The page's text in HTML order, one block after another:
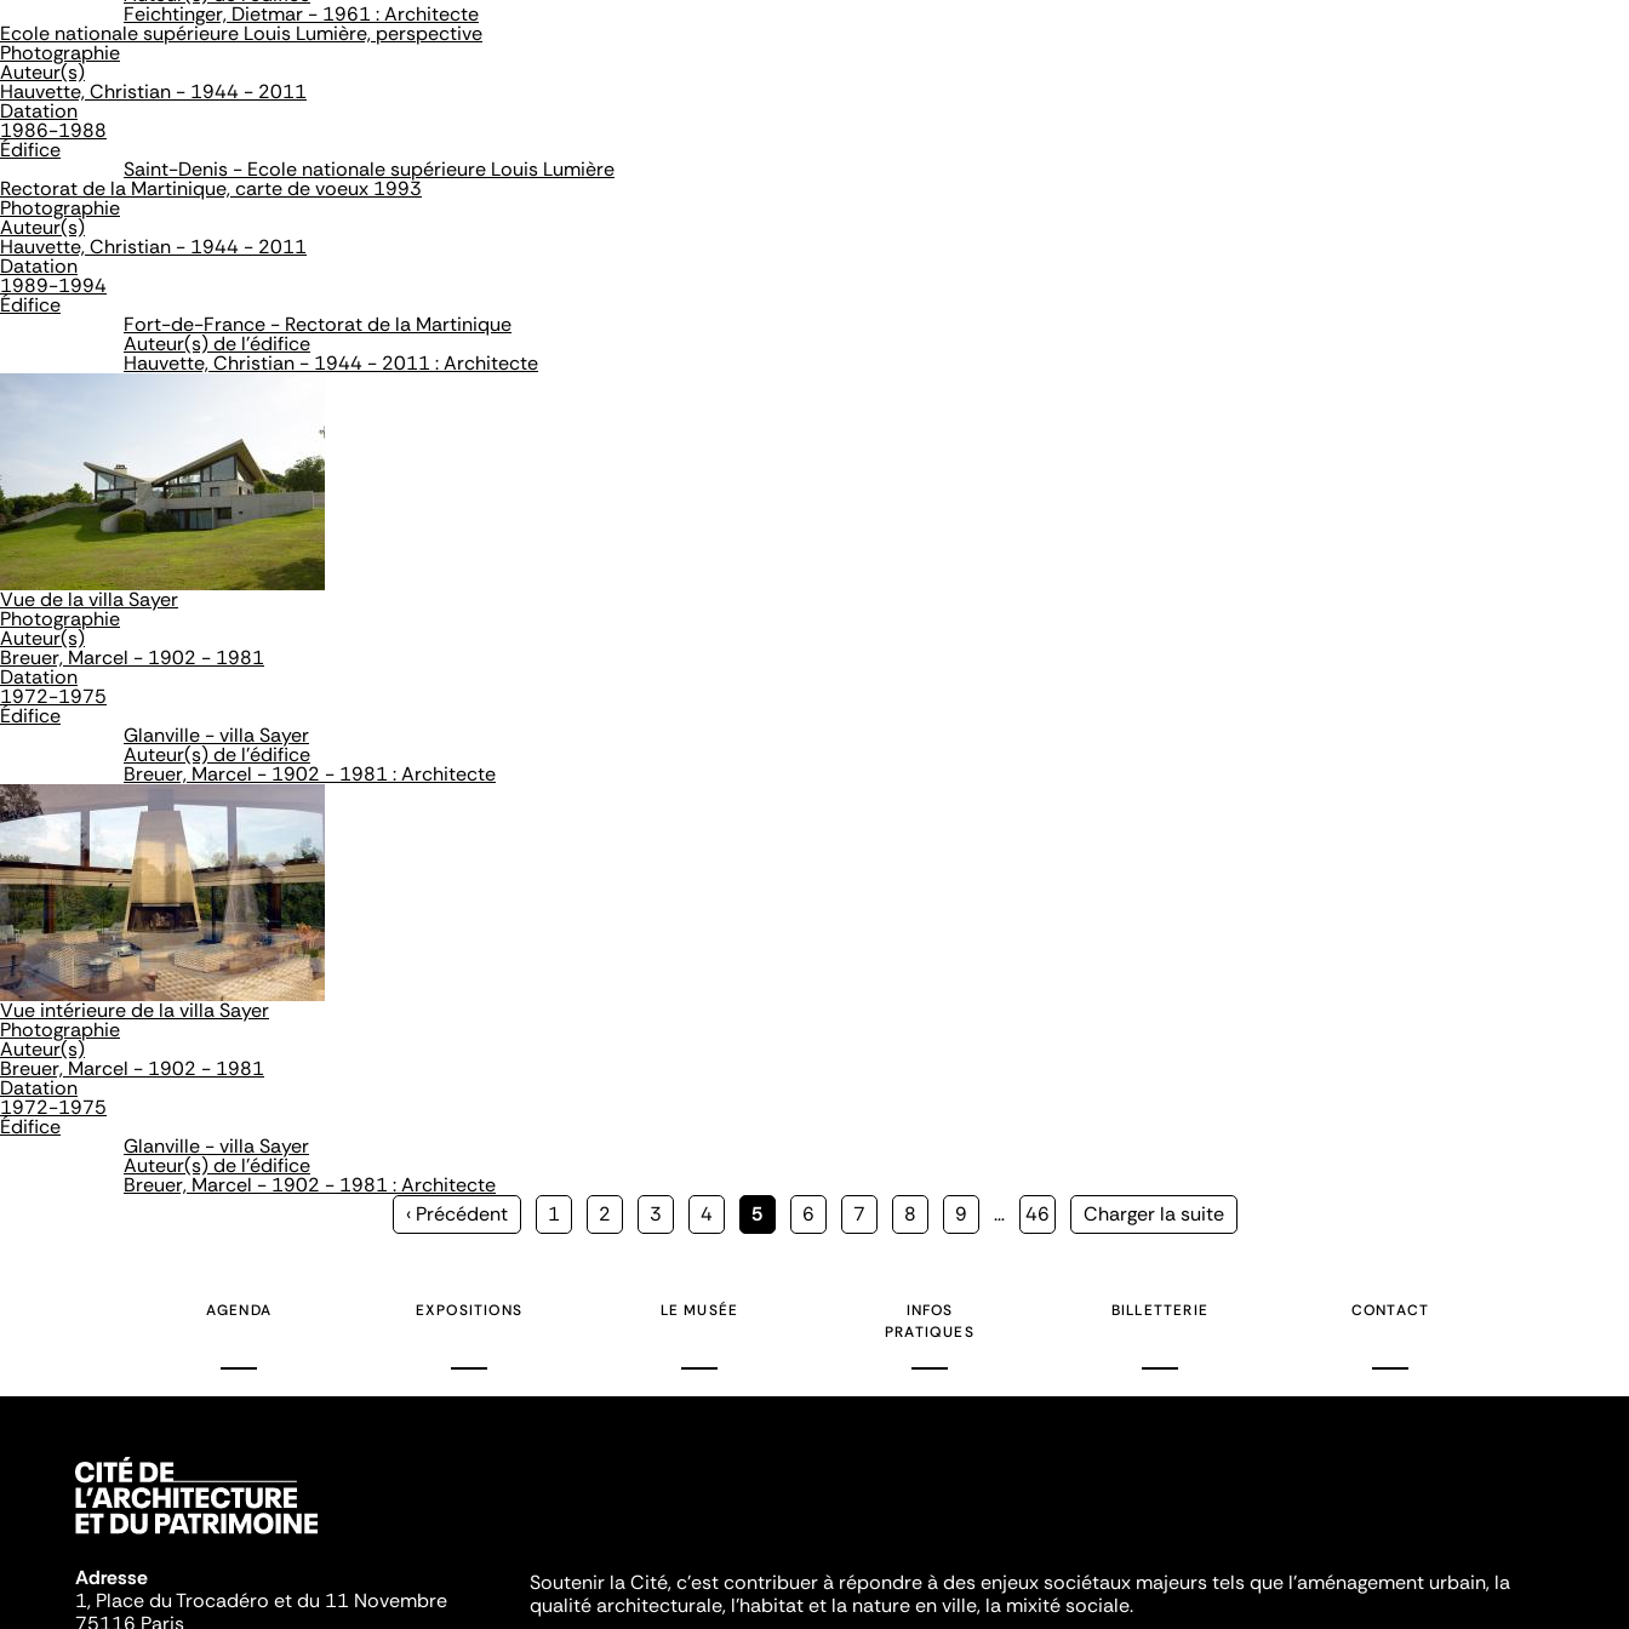
Feichtinger, Dietmar - 1961 : Architecte
Ecole nationale supérieure Louis Lumière, perspective
Photographie
Auteur(s)
Hauvette, Christian - 1944 - 2011
Datation
1986-1988
Édifice
Saint-Denis - Ecole nationale supérieure Louis Lumière
Rectorat de la Martinique, carte de voeux 1993
Photographie
Auteur(s)
Hauvette, Christian - 1944 - 2011
Datation
1989-1994
Édifice
Fort-de-France - Rectorat de la Martinique
Auteur(s) de l'édifice
Hauvette, Christian - 1944 - 2011 : Architecte
Vue de la villa Sayer
Photographie
Auteur(s)
Breuer, Marcel - 1902 - 1981
Datation
1972-1975
Édifice
Glanville - villa Sayer
Auteur(s) de l'édifice
Breuer, Marcel - 1902 - 1981 : Architecte
Vue intérieure de la villa Sayer
Photographie
Auteur(s)
Breuer, Marcel - 1902 - 1981
Datation
1972-1975
Édifice
Glanville - villa Sayer
Auteur(s) de l'édifice
Breuer, Marcel - 1902 - 1981 : Architecte
Page
‹ Précédent Page
1 Page
2 Page
3 Page
4
Page
5 Page
6 Page
7 Page
8 Page
9 … Page
46
Page
Charger la suite
AGENDA EXPOSITIONS LE MUSÉE
INFOS
PRATIQUES
BILLETTERIE CONTACT
Adresse
1, Place du Trocadéro et du 11 Novembre
75116 Paris
Soutenir la Cité, c'est contribuer à répondre à des enjeux sociétaux majeurs tels que l'aménagement urbain, la
qualité architecturale, l'habitat et la nature en ville, la mixité sociale.